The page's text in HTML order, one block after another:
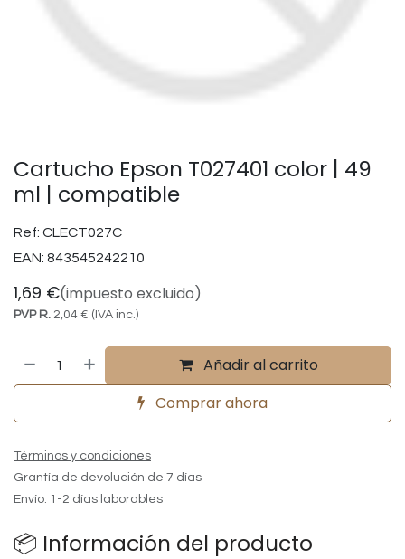
Cartucho Epson T027401 color | 49
ml | compatible
Ref: CLECT027C
EAN: 843545242210
1,69 €(impuesto excluido)
PVP R. 2,04 € (IVA inc.)
Añadir al carrito
Comprar ahora
Términos y condiciones
Grantía de devolución de 7 días
Envío: 1-2 días laborables
📦 Información del producto